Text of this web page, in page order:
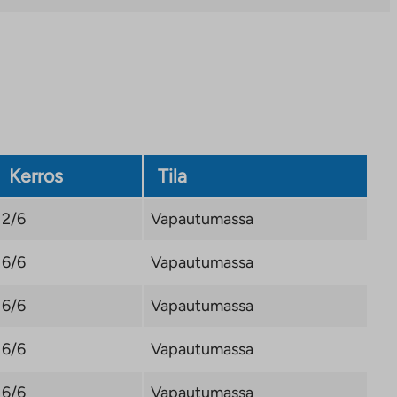
Kerros Tila
2/6 Vapautumassa
6/6 Vapautumassa
6/6 Vapautumassa
6/6 Vapautumassa
6/6 Vapautumassa